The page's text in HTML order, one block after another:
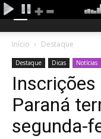
Início Destaque
Destaque Dicas Notícias
Inscrições
Paraná
segunda-